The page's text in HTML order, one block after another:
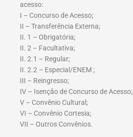
acesso:
I – Concurso de Acesso;
II – Transferência Externa;
II. 1 – Obrigatória;
II. 2 – Facultativa;
II. 2.1 – Regular;
II. 2.2 – Especial/ENEM ;
III – Reingresso;
IV – Isenção de Concurso de Acesso;
V – Convênio Cultural;
VI – Convênio Cortesia;
VII – Outros Convênios.